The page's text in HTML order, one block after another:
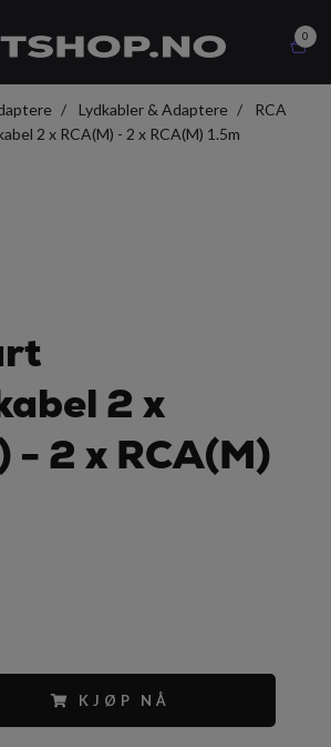
0
Lydkabler & Adaptere
RCA
2 x RCA(M) - 2 x RCA(M) 1.5m
2 x
- 2 x RCA(M)
KJØP NÅ